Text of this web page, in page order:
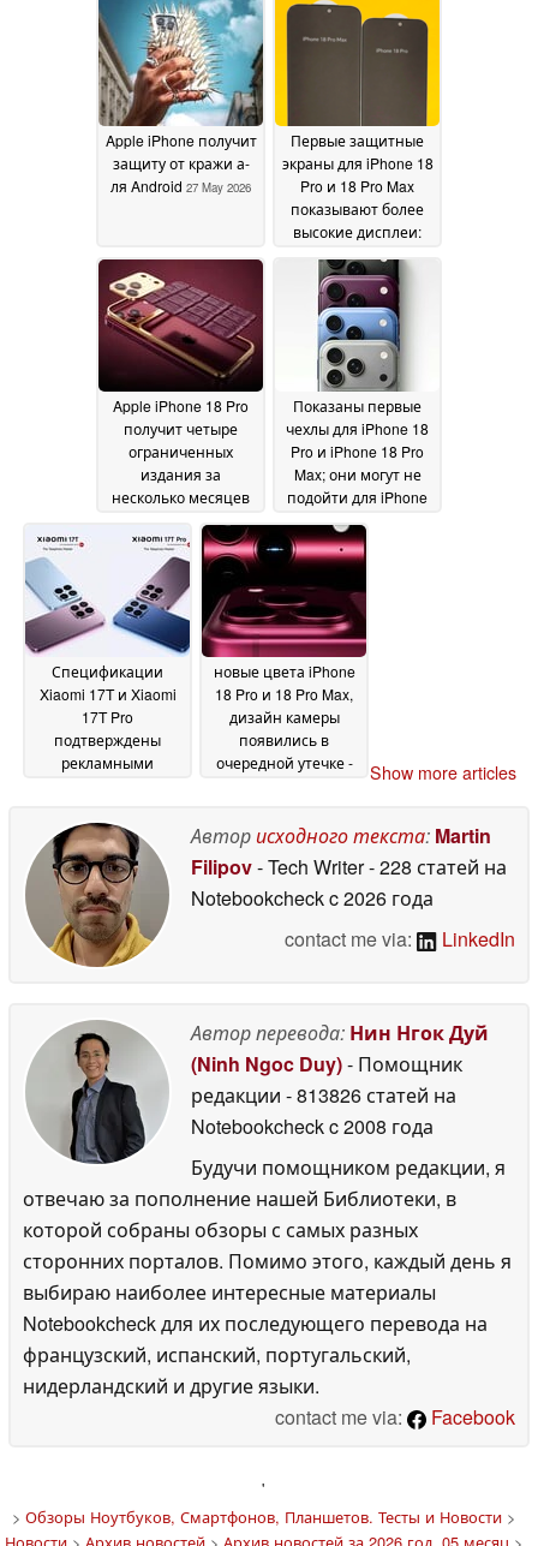
аккумулятором на 6
500 мАч
Apple iPhone получит
защиту от кражи а-
ля Android 27 May 2026
Первые защитные
экраны для iPhone 18
Pro и 18 Pro Max
показывают более
высокие дисплеи:
дюймовый iPhone?
May 2026
Apple iPhone 18 Pro
получит четыре
ограниченных
издания за
несколько месяцев
20 May 2026
Показаны первые
чехлы для iPhone 18
Pro и iPhone 18 Pro
Max; они могут не
подойти для iPhone
18 May 2026
Спецификации
Xiaomi 17T и Xiaomi
17T Pro
подтверждены
рекламными
новые цвета iPhone
18 Pro и 18 Pro Max,
дизайн камеры
появились в
очередной утечке -
2026
Show more articles
Авторисходного текста: Martin
Filipov- Tech Writer- 228 статей на
Notebookcheckc 2026 года
contact me via:
LinkedIn
Автор перевода: Нин Нгок Дуй
(Ninh Ngoc Duy)- Помощник
редакции - 813826 статей на
Notebookcheckc 2008 года
Будучи помощником редакции, я
отвечаю за пополнение нашей Библиотеки, в
которой собраны обзоры с самых разных
сторонних порталов. Помимо этого, каждый день я
выбираю наиболее интересные материалы
Notebookcheck для их последующего перевода на
французский, испанский, португальский,
нидерландский и другие языки.
contact me via:
Facebook
'
> Обзоры Ноутбуков, Смартфонов, Планшетов. Тесты и Новости>